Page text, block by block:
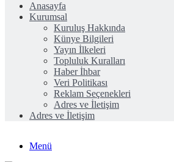
Anasayfa
Kurumsal
Kuruluş Hakkında
Künye Bilgileri
Yayın İlkeleri
Topluluk Kuralları
Haber İhbar
Veri Politikası
Reklam Seçenekleri
Adres ve İletişim
Adres ve İletişim
Menü